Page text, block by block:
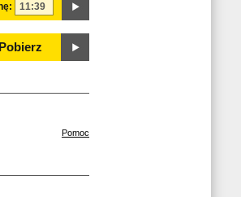
Pobierz
Pomoc